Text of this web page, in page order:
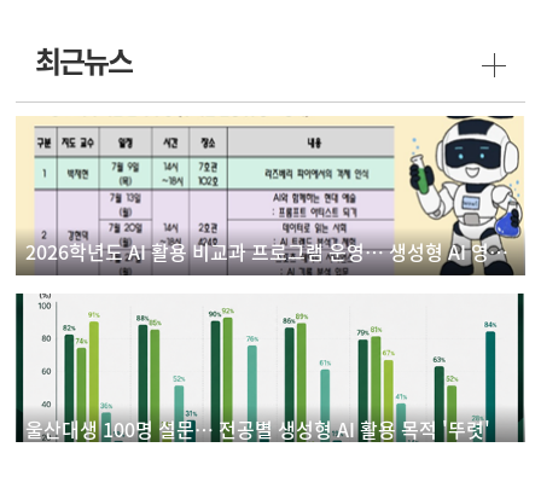
최근뉴스
2026학년도 AI 활용 비교과 프로그램 운영… 생성형 AI 영상 제작 실습으로 디지털 역량 강화
울산대생 100명 설문… 전공별 생성형 AI 활용 목적 '뚜렷'